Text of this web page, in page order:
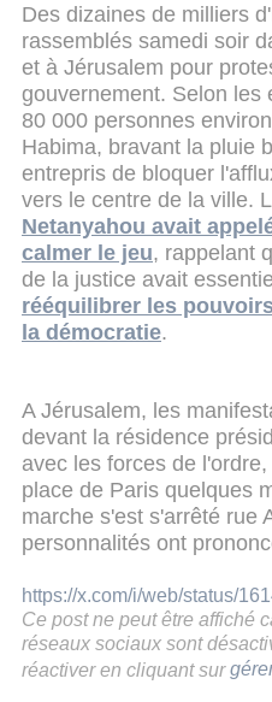
Des dizaines de milliers
rassemblés samedi soir
et à Jérusalem pour
gouvernement. Selon les
80 000 personnes
Habima, bravant la pluie
entrepris de bloquer
vers le centre de la ville.
Netanyahou avait
calmer le jeu, rappelant
de la justice avait
rééquilibrer les
la démocratie.
A Jérusalem, les
devant la résidence
avec les forces de
place de Paris quelques
marche s'est s'arrêté rue
personnalités ont
https://x.com/i/web/status/
Ce post ne peut être affiché
réseaux sociaux sont
réactiver en cliquant sur